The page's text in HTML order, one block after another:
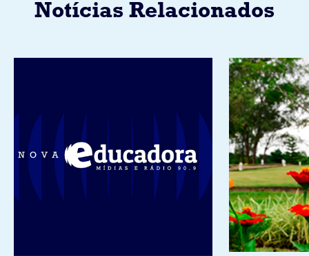
Notícias Relacionados